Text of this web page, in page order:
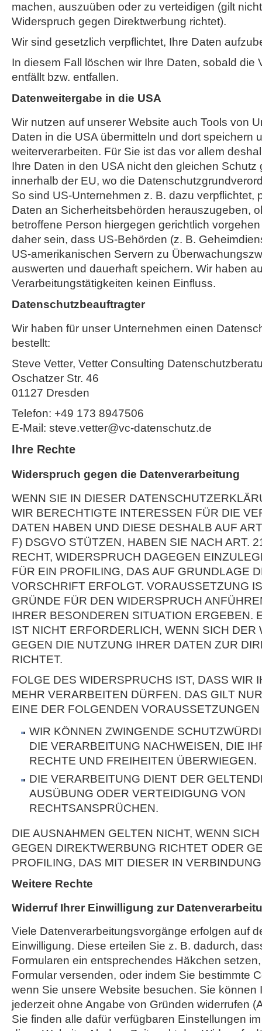
machen, auszuüben oder zu verteidigen (gilt
Widerspruch gegen Direktwerbung richtet).
Wir sind gesetzlich verpflichtet, Ihre Daten
In diesem Fall löschen wir Ihre Daten, sobald die
entfällt bzw. entfallen.
Datenweitergabe in die USA
Wir nutzen auf unserer Website auch Tools von
Daten in die USA übermitteln und dort speichern
weiterverarbeiten. Für Sie ist das vor allem
Ihre Daten in den USA nicht den gleichen Schutz
innerhalb der EU, wo die
So sind US-Unternehmen z. B. dazu verpflichtet,
Daten an Sicherheitsbehörden herauszugeben,
betroffene Person hiergegen gerichtlich
daher sein, dass US-Behörden (z. B.
US-amerikanischen Servern zu
auswerten und dauerhaft speichern. Wir haben
Verarbeitungstätigkeiten keinen Einfluss.
Datenschutzbeauftragter
Wir haben für unser Unternehmen einen
bestellt:
Steve Vetter, Vetter Consulting
Oschatzer Str. 46
01127 Dresden
Telefon: +49 173 8947506
E-Mail: steve.vetter@vc-datenschutz.de
Ihre Rechte
Widerspruch gegen die Datenverarbeitung
WENN SIE IN DIESER
WIR BERECHTIGTE INTERESSEN FÜR DIE
DATEN HABEN UND DIESE DESHALB AUF
F) DSGVO STÜTZEN, HABEN SIE NACH ART.
RECHT, WIDERSPRUCH DAGEGEN
FÜR EIN PROFILING, DAS AUF GRUNDLAGE
VORSCHRIFT ERFOLGT. VORAUSSETZUNG
GRÜNDE FÜR DEN WIDERSPRUCH
IHRER BESONDEREN SITUATION ERGEBEN.
IST NICHT ERFORDERLICH, WENN SICH DER
GEGEN DIE NUTZUNG IHRER DATEN ZUR
RICHTET.
FOLGE DES WIDERSPRUCHS IST, DASS WIR
MEHR VERARBEITEN DÜRFEN. DAS GILT
EINE DER FOLGENDEN VORAUSSETZUNGEN
WIR KÖNNEN ZWINGENDE
DIE VERARBEITUNG NACHWEISEN, DIE
RECHTE UND FREIHEITEN ÜBERWIEGEN.
DIE VERARBEITUNG DIENT DER
AUSÜBUNG ODER VERTEIDIGUNG VON
RECHTSANSPRÜCHEN.
DIE AUSNAHMEN GELTEN NICHT, WENN
GEGEN DIREKTWERBUNG RICHTET ODER
PROFILING, DAS MIT DIESER IN
Weitere Rechte
Widerruf Ihrer Einwilligung zur
Viele Datenverarbeitungsvorgänge erfolgen auf
Einwilligung. Diese erteilen Sie z. B. dadurch,
Formularen ein entsprechendes Häkchen
Formular versenden, oder indem Sie bestimmte
wenn Sie unsere Website besuchen. Sie können
jederzeit ohne Angabe von Gründen widerrufen
Sie finden alle dafür verfügbaren Einstellungen